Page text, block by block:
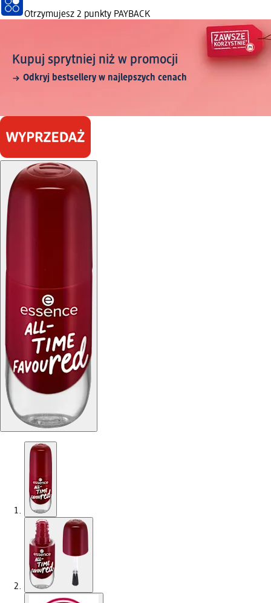
Otrzymujesz 2 punkty PAYBACK
Kupuj sprytniej niż w promocji
Odkryj bestsellery w najlepszych cenach